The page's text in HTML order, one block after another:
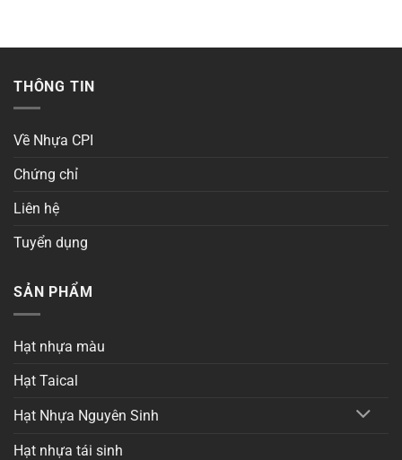
THÔNG TIN
Về Nhựa CPI
Chứng chỉ
Liên hệ
Tuyển dụng
SẢN PHẨM
Hạt nhựa màu
Hạt Taical
Hạt Nhựa Nguyên Sinh
Hạt nhựa tái sinh